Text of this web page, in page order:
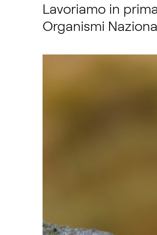
Lavoriamo in
Organismi